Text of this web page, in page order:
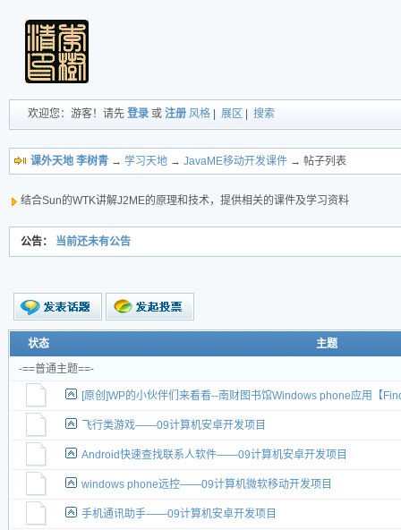
欢迎您：游客！请先 登录 或 注册 风格 展区 搜索
课外天地 李树青 → 学习天地 → JavaME移动开发课件 → 帖子列表
结合Sun的WTK讲解J2ME的原理和技术，提供相关的课件及学习资料
公告： 当前还未有公告
新的主题
投票帖
新小字报
状态
主题
-==普通主题==-
[原创]WP的小伙伴们来看看--南财图书馆Windows phone应用【
飞行类游戏——09计算机安卓开发项目
Android快速查找联系人软件——09计算机安卓开发项目
windows phone远控——09计算机微软移动开发项目
手机通讯助手——09计算机安卓开发项目